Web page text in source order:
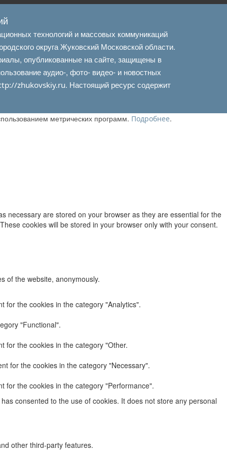
технологий и массовых коммуникаций
округа Жуковский Московской области.
опубликованные на сайте, защищены в
аудио-, фото- видео- и новостных
zhukovskiy.ru. Настоящий ресурс содержит
метрических программ. Подробнее.
necessary are stored on your browser as they are essential for the
cookies will be stored in your browser only with your consent.
of the website, anonymously.
for the cookies in the category "Analytics".
"Functional".
for the cookies in the category "Other.
for the cookies in the category "Necessary".
for the cookies in the category "Performance".
consented to the use of cookies. It does not store any personal
other third-party features.